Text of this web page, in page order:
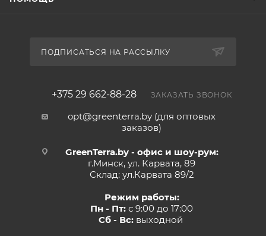
ПОДПИСАТЬСЯ НА РАССЫЛКУ
+375 29 662-88-28 ЗАКАЗАТЬ ЗВОНОК
opt@greenterra.by (для оптовых
заказов)
GreenTerra.by - офис и шоу-рум:
г.Минск, ул. Карвата, 89
Склад: ул.Карвата 89/2
Режим работы:
Пн - Пт: с 9:00 до 17:00
Сб - Вс:выходной